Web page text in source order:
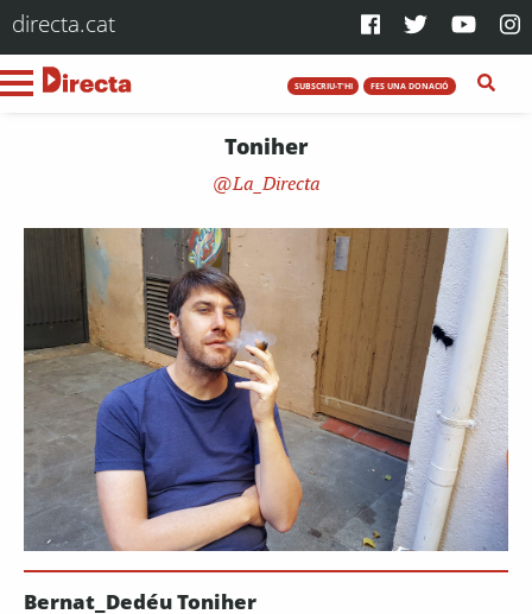
directa.cat
SUBSCRIU-T'HI FES UNA DONACIÓ
Toniher
La_Directa
Bernat_Dedéu Toniher